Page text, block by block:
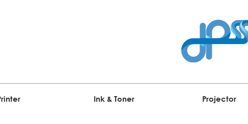
Ink & Toner Projector